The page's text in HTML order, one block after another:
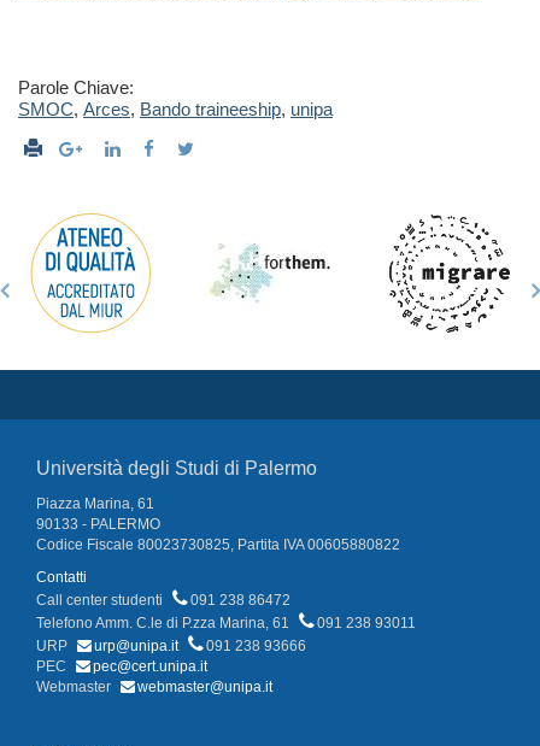
Parole Chiave:
SMOC, Arces, Bando traineeship, unipa
Università degli Studi di Palermo
Piazza Marina, 61
90133 - PALERMO
Codice Fiscale 80023730825, Partita IVA 00605880822
Contatti
Call center studenti
091 238 86472
Telefono Amm. C.le di P.zza Marina, 61
091 238 93011
URP
urp@unipa.it
091 238 93666
PEC
pec@cert.unipa.it
Webmaster
webmaster@unipa.it